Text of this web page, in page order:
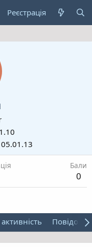
Реєстрація
05.01.13
Бали
0